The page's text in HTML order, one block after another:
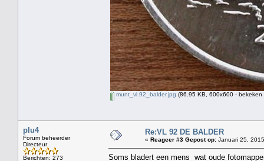
munt_vl.92_balder.jpg (86.95 KB, 600x600 - bekeken
plu4
Forum beheerder
Directeur
Berichten: 273
Re:VL 92 DE BALDER
« Reageer #3 Gepost op: Januari 25,
Soms bladert een mens wat oude